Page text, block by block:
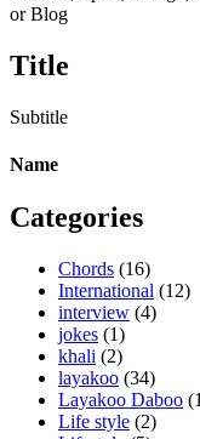
or Blog
Title
Subtitle
Name
Categories
Chords (16)
International (12)
interview (4)
jokes (1)
khali (2)
layakoo (34)
Layakoo Daboo
Life style (2)